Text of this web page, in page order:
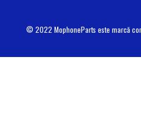
© 2022 MophoneParts este marcă